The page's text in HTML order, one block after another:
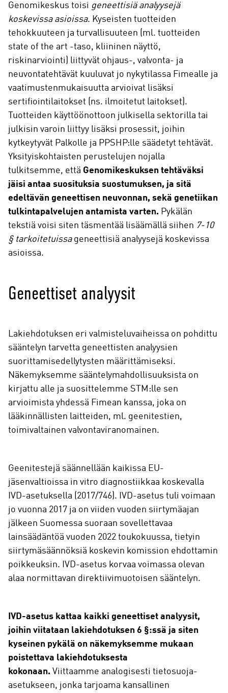
Genomikeskus toisi geneettisiä analyysejä
koskevissa asioissa. Kyseisten tuotteiden
tehokkuuteen ja turvallisuuteen (ml. tuotteiden
state of the art -taso, kliininen näyttö,
riskinarviointi) liittyvät ohjaus-, valvonta- ja
neuvontatehtävät kuuluvat jo nykytilassa Fimealle ja
vaatimustenmukaisuutta arvioivat lisäksi
sertifiointilaitokset (ns. ilmoitetut laitokset).
Tuotteiden käyttöönottoon julkisella sektorilla tai
julkisin varoin liittyy lisäksi prosessit, joihin
kytkeytyvät Palkolle ja PPSHP:lle säädetyt tehtävät.
Yksityiskohtaisten perustelujen nojalla
tulkitsemme, että Genomikeskuksen tehtäväksi
jäisi antaa suosituksia suostumuksen, ja sitä
edeltävän geneettisen neuvonnan, sekä genetiikan
tulkintapalvelujen antamista varten. Pykälän
tekstiä voisi siten täsmentää lisäämällä siihen 7-10
§ tarkoitetuissageneettisiä analyysejä koskevissa
asioissa.
Geneettiset analyysit
Lakiehdotuksen eri valmisteluvaiheissa on pohdittu
sääntelyn tarvetta geneettisten analyysien
suorittamisedellytysten määrittämiseksi.
Näkemyksemme sääntelymahdollisuuksista on
kirjattu alle ja suosittelemme STM:lle sen
arvioimista yhdessä Fimean kanssa, joka on
lääkinnällisten laitteiden, ml. geenitestien,
toimivaltainen valvontaviranomainen.
Geenitestejä säännellään kaikissa EU-
jäsenvaltioissa in vitro diagnostiikkaa koskevalla
IVD-asetuksella (2017/746). IVD-asetus tuli voimaan
jo vuonna 2017 ja on viiden vuoden siirtymäajan
jälkeen Suomessa suoraan sovellettavaa
lainsäädäntöä vuoden 2022 toukokuussa, tietyin
siirtymäsäännöksiä koskevin komission ehdottamin
poikkeuksin. IVD-asetus korvaa voimassa olevan
alaa normittavan direktiivimuotoisen sääntelyn.
IVD-asetus kattaa kaikki geneettiset analyysit,
joihin viitataan lakiehdotuksen 6 §:ssä ja siten
kyseinen pykälä on näkemyksemme mukaan
poistettava lakiehdotuksesta
kokonaan. Viittaamme analogisesti tietosuoja-
asetukseen, jonka tarjoama kansallinen